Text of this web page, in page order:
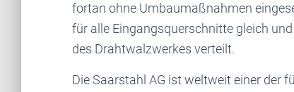
fortan ohne Umbaumaßnahmen
für alle Eingangs­querschnitte gleich
des Drahtwalzwerkes verteilt.
Die Saarstahl AG ist weltweit einer der